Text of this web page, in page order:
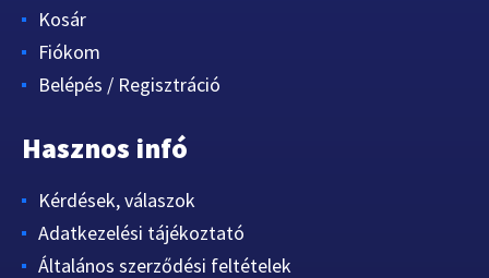
Kosár
Fiókom
Belépés / Regisztráció
Hasznos infó
Kérdések, válaszok
Adatkezelési tájékoztató
Általános szerződési feltételek